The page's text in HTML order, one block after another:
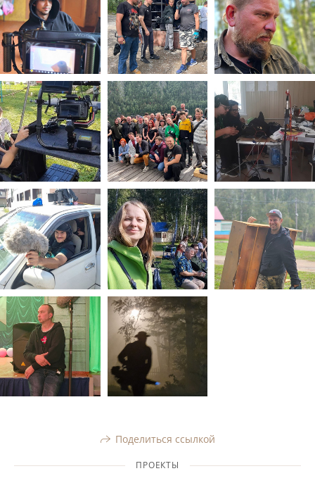
Поделиться ссылкой
ПРОЕКТЫ